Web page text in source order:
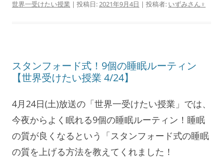
世界一受けたい授業 | 投稿日:2021年9月4日 | 投稿者: いずみさん♀
スタンフォード式！9個の睡眠ルーティン
【世界受けたい授業 4/24】
4月24日(土)放送の「世界一受けたい授業」では、
今夜からよく眠れる9個の睡眠ルーティン！睡眠
の質が良くなるという「スタンフォード式の睡眠
の質を上げる方法を教えてくれました！